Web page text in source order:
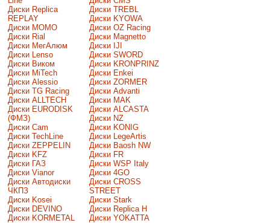
Диски Replica
REPLAY
Диски MOMO
Диски Rial
Диски МегАлюм
Диски Lenso
Диски Виком
Диски MiTech
Диски Alessio
Диски TG Racing
Диски ALLTECH
Диски EURODISK
(ФМЗ)
Диски Cam
Диски TechLine
Диски ZEPPELIN
Диски KFZ
Диски ГАЗ
Диски Vianor
Диски Автодиски
ЧКПЗ
Диски Kosei
Диски DEVINO
Диски KORMETAL
Диски TREBL
Диски KYOWA
Диски OZ Racing
Диски Magnetto
Диски IJI
Диски SWORD
Диски KRONPRINZ
Диски Enkei
Диски ZORMER
Диски Advanti
Диски MAK
Диски ALCASTA
Диски NZ
Диски KONIG
Диски LegeArtis
Диски Baosh NW
Диски FR
Диски WSP Italy
Диски 4GO
Диски CROSS
STREET
Диски Stark
Диски Replica H
Диски YOKATTA